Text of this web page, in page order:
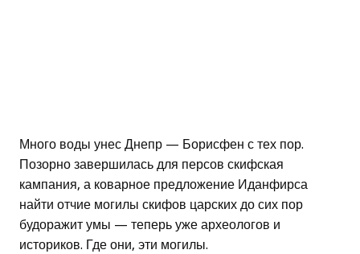
Много воды унес Днепр — Борисфен с тех пор.
Позорно завершилась для персов скифская
кампания, а коварное предложение Иданфирса
найти отчие могилы скифов царских до сих пор
будоражит умы — теперь уже археологов и
историков. Где они, эти могилы.